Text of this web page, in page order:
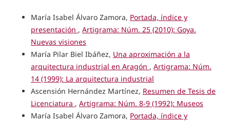
María Isabel Álvaro Zamora, Portada, índice y
presentación , Artigrama: Núm. 25 (2010): Goya.
Nuevas visiones
María Pilar Biel Ibáñez, Una aproximación a la
arquitectura industrial en Aragón , Artigrama: Núm.
14 (1999): La arquitectura industrial
Ascensión Hernández Martínez, Resumen de Tesis de
Licenciatura , Artigrama: Núm. 8-9 (1992): Museos
María Isabel Álvaro Zamora, Portada, índice y